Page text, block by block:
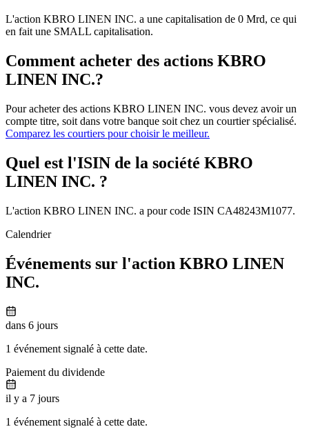
L'action KBRO LINEN INC. a une capitalisation de 0 Mrd, ce qui
en fait une SMALL capitalisation.
Comment acheter des actions KBRO
LINEN INC.?
Pour acheter des actions KBRO LINEN INC. vous devez avoir un
compte titre, soit dans votre banque soit chez un courtier spécialisé.
Comparez les courtiers pour choisir le meilleur.
Quel est l'ISIN de la société KBRO
LINEN INC. ?
L'action KBRO LINEN INC. a pour code ISIN CA48243M1077.
Calendrier
Événements sur l'action KBRO LINEN
INC.
dans 6 jours
1 événement signalé à cette date.
Paiement du dividende
il y a 7 jours
1 événement signalé à cette date.